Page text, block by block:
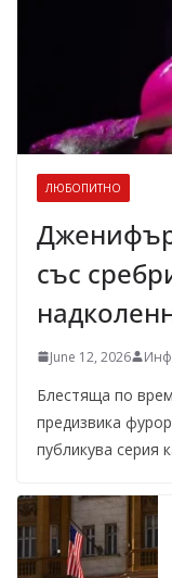
ЛЮБОПИТНО
със
June 12, 2026
Блестяща по
предизвика
публикува серия